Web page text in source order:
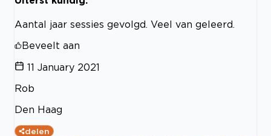
Aantal jaar sessies gevolgd. Veel van geleerd.
Beveelt aan
11 January 2021
Rob
Den Haag
delen